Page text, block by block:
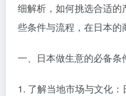
细解析，如何挑选合适
些条件与流程，在日本的
一、日本做生意的必备条
1. 了解当地市场与文化